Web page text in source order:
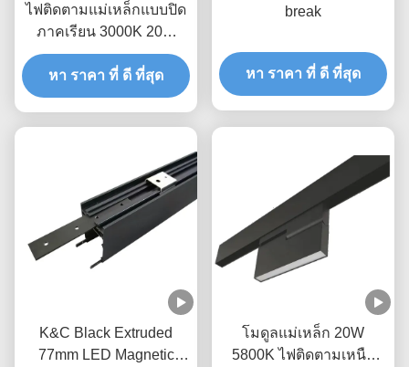
ไฟติดตามแม่เหล็กแบบปิด
ภาคเรียน 3000K 20W
DC24V LED
หา ราคา ที่ ดี ที่สุด
break
หา ราคา ที่ ดี ที่สุด
K&C Black Extruded
77mm LED Magnetic
โมดูลแม่เหล็ก 20W
5800K ไฟติดตามเหนือ